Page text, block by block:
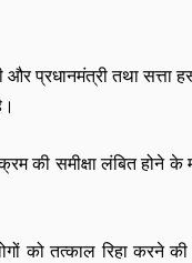
प्रधानमंत्री तथा सत्ता
की समीक्षा लंबित होने के
को तत्काल रिहा करने